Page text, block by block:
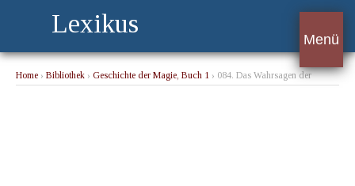
Lexikus
Menü
Home › Bibliothek › Geschichte der Magie, Buch 1 › 084. Das Wahrsagen der